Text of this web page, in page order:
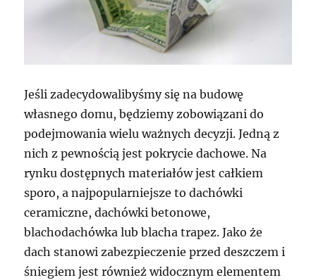
Jeśli zadecydowalibyśmy się na budowę
własnego domu, będziemy zobowiązani do
podejmowania wielu ważnych decyzji. Jedną z
nich z pewnością jest pokrycie dachowe. Na
rynku dostępnych materiałów jest całkiem
sporo, a najpopularniejsze to dachówki
ceramiczne, dachówki betonowe,
blachodachówka lub blacha trapez. Jako że
dach stanowi zabezpieczenie przed deszczem i
śniegiem jest również widocznym elementem